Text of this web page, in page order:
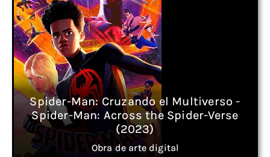
Spider-Man: Cruzando el Multiverso -
Spider-Man: Across the Spider-Verse
(2023)
Obra de arte digital